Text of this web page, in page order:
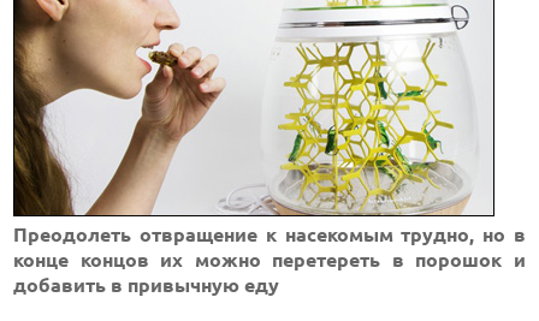
Преодолеть отвращение к насекомым трудно, но в
конце концов их можно перетереть в порошок и
добавить в привычную еду